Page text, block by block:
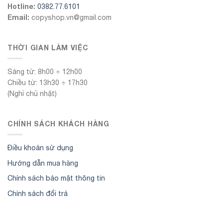
Hotline: 0382.77.6101
Email: copyshop.vn@gmail.com
THỜI GIAN LÀM VIỆC
Sáng từ: 8h00 ÷ 12h00
Chiều từ: 13h30 ÷ 17h30
(Nghỉ chủ nhật)
CHÍNH SÁCH KHÁCH HÀNG
Điều khoản sử dụng
Hướng dẫn mua hàng
Chính sách bảo mật thông tin
Chính sách đổi trả